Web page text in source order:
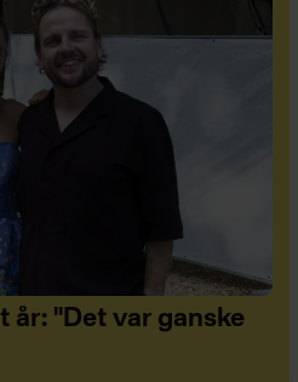
år: "Det var ganske